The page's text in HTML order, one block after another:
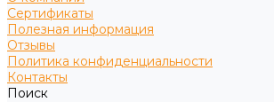
Сертификаты
Полезная информация
Отзывы
Политика конфиденциальности
Контакты
Поиск